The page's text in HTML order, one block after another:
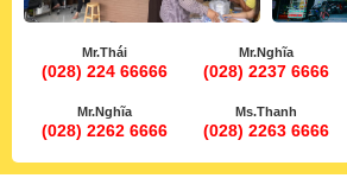
Mr.Thái
(028) 224 66666
Mr.Nghĩa
(028) 2237 6666
Mr.Nghĩa
(028) 2262 6666
Ms.Thanh
(028) 2263 6666